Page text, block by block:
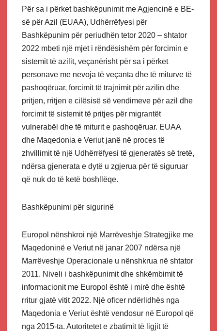
Për sa i përket bashkëpunimit me Agjencinë e BE-
së për Azil (EUAA), Udhërrëfyesi për
Bashkëpunim për periudhën tetor 2020 – shtator
2022 mbeti një mjet i rëndësishëm për forcimin e
sistemit të azilit, veçanërisht për sa i përket
personave me nevoja të veçanta dhe të miturve të
pashoqëruar, forcimit të trajnimit për azilin dhe
pritjen, rritjen e cilësisë së vendimeve për azil dhe
forcimit të sistemit të pritjes për migrantët
vulnerabël dhe të miturit e pashoqëruar. EUAA
dhe Maqedonia e Veriut janë në proces të
zhvillimit të një Udhërrëfyesi të gjeneratës së tretë,
ndërsa gjenerata e dytë u zgjerua për të siguruar
që nuk do të ketë boshllëqe.
Bashkëpunimi për sigurinë
Europol nënshkroi një Marrëveshje Strategjike me
Maqedoninë e Veriut në janar 2007 ndërsa një
Marrëveshje Operacionale u nënshkrua në shtator
2011. Niveli i bashkëpunimit dhe shkëmbimit të
informacionit me Europol është i mirë dhe është
rritur gjatë vitit 2022. Një oficer ndërlidhës nga
Maqedonia e Veriut është vendosur në Europol që
nga 2015-ta. Autoritetet e zbatimit të ligjit të